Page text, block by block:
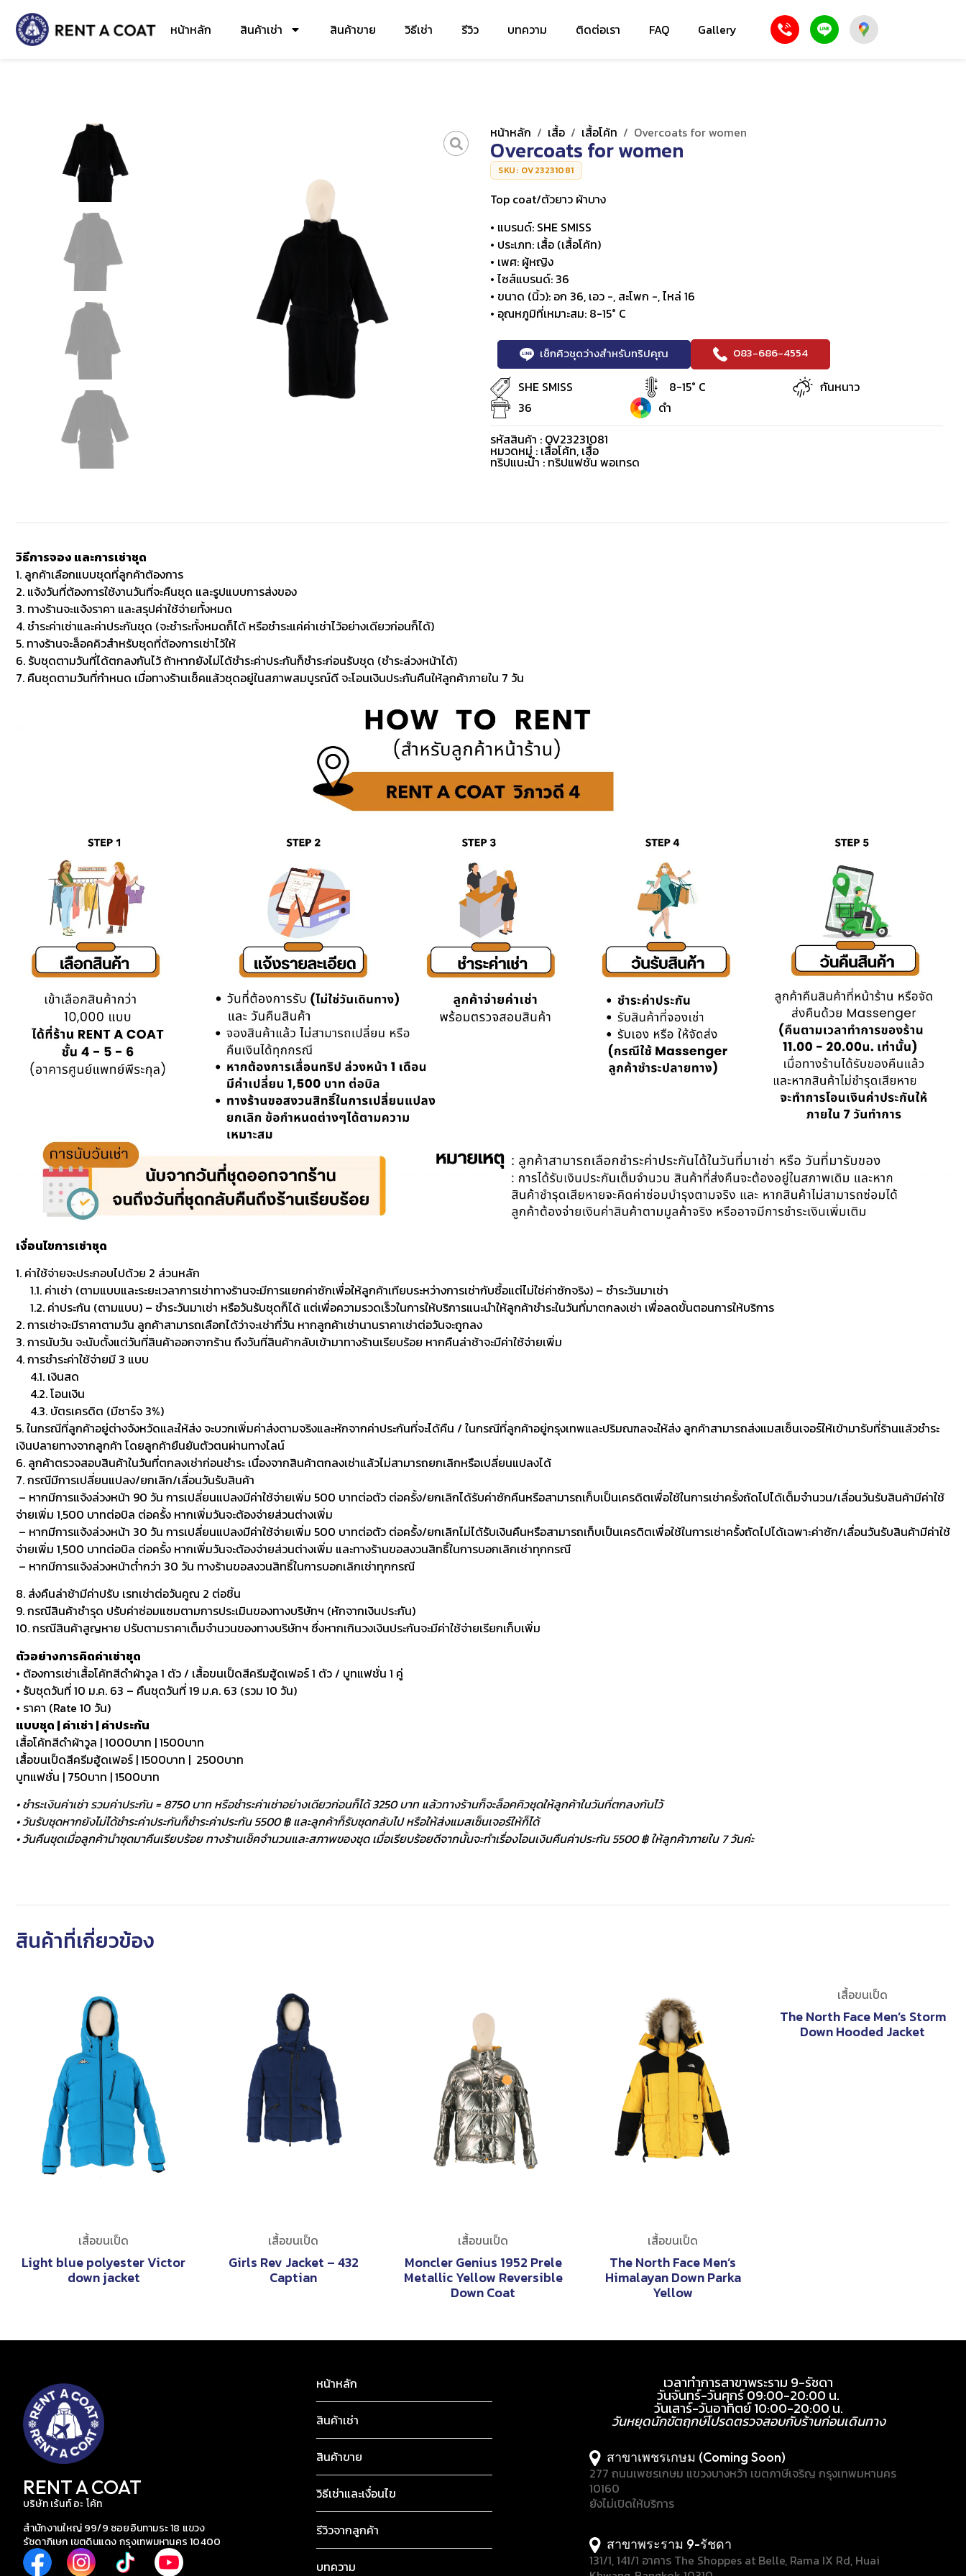
หน้าหลัก สินค้าเช่า สินค้าขาย วิธีเช่า รีวิว บทความ ติดต่อเรา FAQ Gallery
หน้าหลัก / เสื้อ / เสื้อโค้ท / Overcoats for women
Overcoats for women
SKU: OV23231081
Top coat/ตัวยาว ผ้าบาง
• แบรนด์: SHE SMISS
• ประเภท: เสื้อ (เสื้อโค้ท)
• เพศ: ผู้หญิง
• ไซส์แบรนด์: 36
• ขนาด (นิ้ว): อก 36, เอว -, สะโพก -, ไหล่ 16
• อุณหภูมิที่เหมาะสม: 8-15° C
เช็กคิวชุดว่างสำหรับทริปคุณ 083-686-4554
SHE SMISS 8-15° C
กันหนาว
36
ดำ
รหัสสินค้า : OV23231081
หมวดหมู่ : เสื้อโค้ท, เสื้อ
ทริปแนะนำ : ทริปแฟชั่น พอเทรด
วิธีการจอง และการเช่าชุด
1. ลูกค้าเลือกแบบชุดที่ลูกค้าต้องการ
2. แจ้งวันที่ต้องการใช้งานวันที่จะคืนชุด และรูปแบบการส่งของ
3. ทางร้านจะแจ้งราคา และสรุปค่าใช้จ่ายทั้งหมด
4. ชำระค่าเช่าและค่าประกันชุด (จะชำระทั้งหมดก็ได้ หรือชำระแค่ค่าเช่าไว้อย่างเดียวก่อนก็ได้)
5. ทางร้านจะล็อคคิวสำหรับชุดที่ต้องการเช่าไว้ให้
6. รับชุดตามวันที่ได้ตกลงกันไว้ ถ้าหากยังไม่ได้ชำระค่าประกันก็ชำระก่อนรับชุด (ชำระล่วงหน้าได้)
7. คืนชุดตามวันที่กำหนด เมื่อทางร้านเช็คแล้วชุดอยู่ในสภาพสมบูรณ์ดี จะโอนเงินประกันคืนให้ลูกค้าภายใน 7 วัน
เงื่อนไขการเช่าชุด
1. ค่าใช้จ่ายจะประกอบไปด้วย 2 ส่วนหลัก
1.1. ค่าเช่า (ตามแบบและระยะเวลาการเช่าทางร้านจะมีการแยกค่าซักเพื่อให้ลูกค้าเทียบระหว่างการเช่ากับซื้อแต่ไม่ใช่ค่าซักจริง) – ชำระวันมาเช่า
1.2. ค่าประกัน (ตามแบบ) – ชำระวันมาเช่า หรือวันรับชุดก็ได้ แต่เพื่อความรวดเร็วในการให้บริการแนะนำให้ลูกค้าชำระในวันที่มาตกลงเช่า เพื่อลดขั้นตอนการให้บริการ
2. การเช่าจะมีราคาตามวัน ลูกค้าสามารถเลือกได้ว่าจะเช่ากี่วัน หากลูกค้าเช่านานราคาเช่าต่อวันจะถูกลง
3. การนับวัน จะนับตั้งแต่วันที่สินค้าออกจากร้าน ถึงวันที่สินค้ากลับเข้ามาทางร้านเรียบร้อย หากคืนล่าช้าจะมีค่าใช้จ่ายเพิ่ม
4. การชำระค่าใช้จ่ายมี 3 แบบ
4.1. เงินสด
4.2. โอนเงิน
4.3. บัตรเครดิต (มีชาร์จ 3%)
5. ในกรณีที่ลูกค้าอยู่ต่างจังหวัดและให้ส่ง จะบวกเพิ่มค่าส่งตามจริงและหักจากค่าประกันที่จะได้คืน / ในกรณีที่ลูกค้าอยู่กรุงเทพและปริมณฑลจะให้ส่ง ลูกค้าสามารถส่งแมสเซ็นเจอร์ให้เข้ามารับที่ร้านแล้วชำระ
เงินปลายทางจากลูกค้า โดยลูกค้ายืนยันตัวตนผ่านทางไลน์
6. ลูกค้าตรวจสอบสินค้าในวันที่ตกลงเช่าก่อนชำระ เนื่องจากสินค้าตกลงเช่าแล้วไม่สามารถยกเลิกหรือเปลี่ยนแปลงได้
7. กรณีมีการเปลี่ยนแปลง/ยกเลิก/เลื่อนวันรับสินค้า
– หากมีการแจ้งล่วงหน้า 90 วัน การเปลี่ยนแปลงมีค่าใช้จ่ายเพิ่ม 500 บาทต่อตัว ต่อครั้ง/ยกเลิกได้รับค่าซักคืนหรือสามารถเก็บเป็นเครดิตเพื่อใช้ในการเช่าครั้งถัดไปได้เต็มจำนวน/เลื่อนวันรับสินค้ามีค่าใช้
จ่ายเพิ่ม 1,500 บาทต่อบิล ต่อครั้ง หากเพิ่มวันจะต้องจ่ายส่วนต่างเพิ่ม
– หากมีการแจ้งล่วงหน้า 30 วัน การเปลี่ยนแปลงมีค่าใช้จ่ายเพิ่ม 500 บาทต่อตัว ต่อครั้ง/ยกเลิกไม่ได้รับเงินคืนหรือสามารถเก็บเป็นเครดิตเพื่อใช้ในการเช่าครั้งถัดไปได้เฉพาะค่าซัก/เลื่อนวันรับสินค้ามีค่าใช้
จ่ายเพิ่ม 1,500 บาทต่อบิล ต่อครั้ง หากเพิ่มวันจะต้องจ่ายส่วนต่างเพิ่ม และทางร้านขอสงวนสิทธิ์ในการบอกเลิกเช่าทุกกรณี
– หากมีการแจ้งล่วงหน้าต่ำกว่า 30 วัน ทางร้านขอสงวนสิทธิ์ในการบอกเลิกเช่าทุกกรณี
8. ส่งคืนล่าช้ามีค่าปรับ เรทเช่าต่อวันคูณ 2 ต่อชิ้น
9. กรณีสินค้าชำรุด ปรับค่าซ่อมแซมตามการประเมินของทางบริษัทฯ (หักจากเงินประกัน)
10. กรณีสินค้าสูญหาย ปรับตามราคาเต็มจำนวนของทางบริษัทฯ ซึ่งหากเกินวงเงินประกันจะมีค่าใช้จ่ายเรียกเก็บเพิ่ม
ตัวอย่างการคิดค่าเช่าชุด
• ต้องการเช่าเสื้อโค้ทสีดำผ้าวูล 1 ตัว / เสื้อขนเป็ดสีครีมฮู้ดเฟอร์ 1 ตัว / บูทแฟชั่น 1 คู่
• รับชุดวันที่ 10 ม.ค. 63 – คืนชุดวันที่ 19 ม.ค. 63 (รวม 10 วัน)
• ราคา (Rate 10 วัน)
แบบชุด | ค่าเช่า | ค่าประกัน
เสื้อโค้ทสีดำผ้าวูล | 1000บาท | 1500บาท
เสื้อขนเป็ดสีครีมฮู้ดเฟอร์ | 1500บาท | 2500บาท
บูทแฟชั่น | 750บาท | 1500บาท
• ชำระเงินค่าเช่า รวมค่าประกัน = 8750 บาท หรือชำระค่าเช่าอย่างเดียวก่อนก็ได้ 3250 บาท แล้วทางร้านก็จะล็อคคิวชุดให้ลูกค้าในวันที่ตกลงกันไว้
• วันรับชุดหากยังไม่ได้ชำระค่าประกันก็ชำระค่าประกัน 5500 ฿ และลูกค้าก็รับชุดกลับไป หรือให้ส่งแมสเซ็นเจอร์ให้ก็ได้
• วันคืนชุดเมื่อลูกค้านำชุดมาคืนเรียบร้อย ทางร้านเช็คจำนวนและสภาพของชุด เมื่อเรียบร้อยดีจากนั้นจะทำเรื่องโอนเงินคืนค่าประกัน 5500 ฿ ให้ลูกค้าภายใน 7 วันค่ะ
สินค้าที่เกี่ยวข้อง
เสื้อขนเป็ด
Light blue polyester Victor
down jacket
เสื้อขนเป็ด
Girls Rev Jacket – 432
Captian
เสื้อขนเป็ด
Moncler Genius 1952 Prele
Metallic Yellow Reversible
Down Coat
เสื้อขนเป็ด
The North Face Men’s
Himalayan Down Parka
Yellow
เสื้อขนเป็ด
The North Face Men’s Storm
Down Hooded Jacket
RENT A COAT
บริษัท เร้นท์ อะ โค้ท
สำนักงานใหญ่ 99/9 ซอยอินทามระ 18 แขวง
รัชดาภิเษก เขตดินแดง กรุงเทพมหานคร 10400
หน้าหลัก
สินค้าเช่า
สินค้าขาย
วิธีเช่าและเงื่อนไข
รีวิวจากลูกค้า
บทความ
เวลาทำการสาขาพระราม 9-รัชดา
วันจันทร์-วันศุกร์ 09:00-20:00 น.
วันเสาร์-วันอาทิตย์ 10:00-20:00 น.
วันหยุดนักขัตฤกษ์โปรดตรวจสอบกับร้านก่อนเดินทาง
สาขาเพชรเกษม (Coming Soon)
277 ถนนเพชรเกษม แขวงบางหว้า เขตภาษีเจริญ กรุงเทพมหานคร
10160
ยังไม่เปิดให้บริการ
สาขาพระราม 9-รัชดา
131/1, 141/1 อาคาร The Shoppes at Belle, Rama IX Rd, Huai